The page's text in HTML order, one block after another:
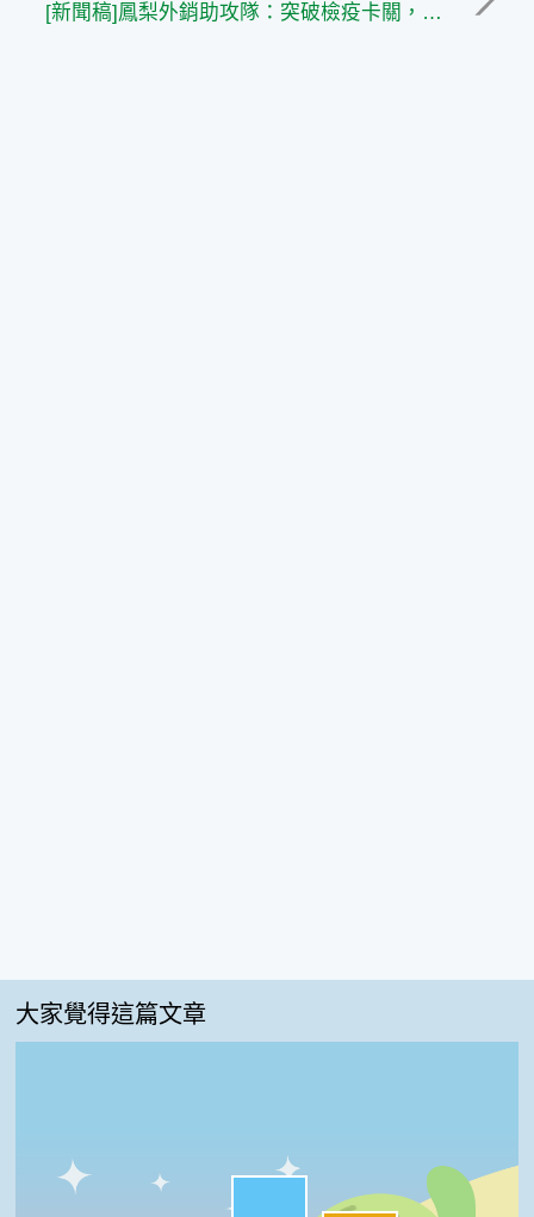
[新聞稿]鳳梨外銷助攻隊：突破檢疫卡關，拓展外銷之路
大家覺得這篇文章